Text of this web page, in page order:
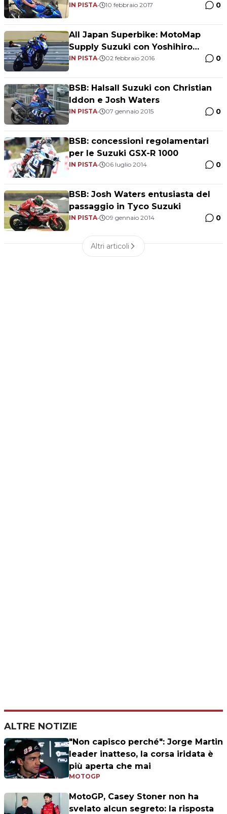
IN PISTA• 10 febbraio 2017 0
All Japan Superbike: MotoMap
Supply Suzuki con Yoshihiro
Konno (e Josh Waters alla 200km
IN PISTA• 02 febbraio 2016 0
BSB: Halsall Suzuki con Christian
Iddon e Josh Waters
IN PISTA• 07 gennaio 2015 0
BSB: concessioni regolamentari
per le Suzuki GSX-R 1000
IN PISTA• 06 luglio 2014 0
BSB: Josh Waters entusiasta del
passaggio in Tyco Suzuki
IN PISTA• 09 gennaio 2014 0
Altri articoli
ALTRE NOTIZIE
"Non capisco perché": Jorge Martin
leader inatteso, la corsa iridata è
più aperta che mai
MOTOGP
MotoGP, Casey Stoner non ha
svelato alcun segreto: la risposta